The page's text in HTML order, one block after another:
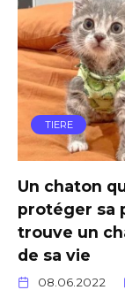
TIERE
Un chaton
protéger sa
trouve un
de sa vie
08.06.2022